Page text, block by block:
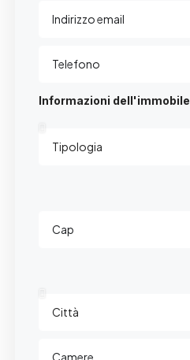
Informazioni dell'immobile